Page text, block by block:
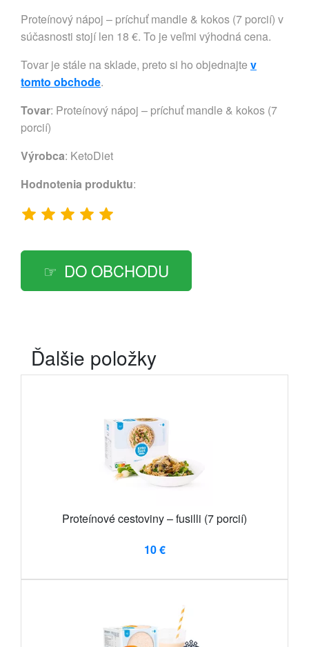
Proteínový nápoj – príchuť mandle & kokos (7 porcií) v
súčasnosti stojí len 18 €. To je veľmi výhodná cena.
Tovar je stále na sklade, preto si ho objednajte v
tomto obchode.
Tovar: Proteínový nápoj – príchuť mandle & kokos (7
porcií)
Výrobca: KetoDiet
Hodnotenia produktu:
DO OBCHODU
Ďalšie položky
Proteínové cestoviny – fusilli (7 porcií)
10 €